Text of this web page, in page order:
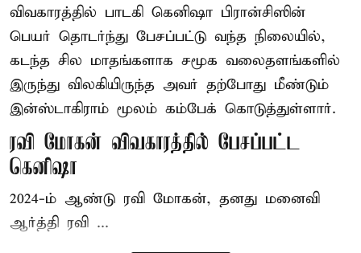
விவகாரத்தில் பாடகி கெனிஷா பிரான்சிஸின்
பெயர் தொடர்ந்து பேசப்பட்டு வந்த நிலையில்,
கடந்த சில மாதங்களாக சமூக வலைதளங்களில்
இருந்து விலகியிருந்த அவர் தற்போது மீண்டும்
இன்ஸ்டாகிராம் மூலம் கம்பேக் கொடுத்துள்ளார்.
ரவி மோகன் விவகாரத்தில் பேசப்பட்ட
கெனிஷா
2024-ம் ஆண்டு ரவி மோகன், தனது மனைவி
ஆர்த்தி ரவி ...